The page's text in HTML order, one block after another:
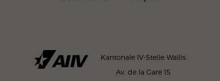
Kantonale IV-Stelle Wallis
Av. de la Gare 15